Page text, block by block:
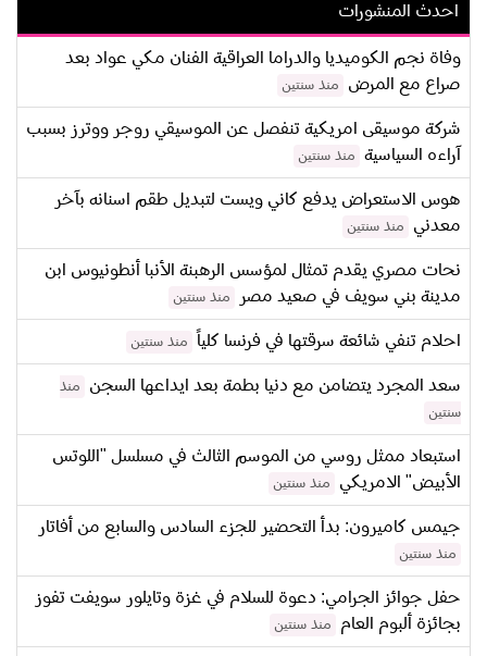
احدث المنشورات
وفاة نجم الكوميديا والدراما العراقية الفنان مكي عواد بعد
صراع مع المرض
منذ سنتين
شركة موسيقى امريكية تنفصل عن الموسيقي روجر ووترز بسبب
آراءه السياسية
منذ سنتين
هوس الاستعراض يدفع كاني ويست لتبديل طقم اسنانه بآخر
معدني
منذ سنتين
نحات مصري يقدم تمثال لمؤسس الرهبنة الأنبا أنطونيوس ابن
مدينة بني سويف في صعيد مصر
منذ سنتين
احلام تنفي شائعة سرقتها في فرنسا كلياً منذ سنتين
سعد المجرد يتضامن مع دنيا بطمة بعد ايداعها السجن
منذ
سنتين
استبعاد ممثل روسي من الموسم الثالث في مسلسل "اللوتس
الأبيض" الامريكي
منذ سنتين
جيمس كاميرون: بدأ التحضير للجزء السادس والسابع من أفاتار
منذ سنتين
حفل جوائز الجرامي: دعوة للسلام في غزة وتايلور سويفت تفوز
بجائزة ألبوم العام
منذ سنتين